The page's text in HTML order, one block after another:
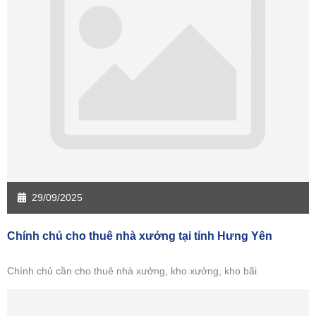
29/09/2025
Chính chủ cho thuê nhà xưởng tại tỉnh Hưng Yên
Chính chủ cần cho thuê nhà xưởng, kho xưởng, kho bãi